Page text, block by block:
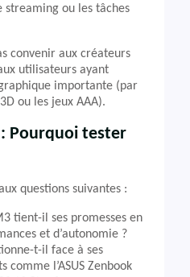
streaming ou les tâches
convenir aux créateurs
utilisateurs ayant
importante (par
ou les jeux AAA).
Pourquoi tester
questions suivantes :
tient-il ses promesses en
et d’autonomie ?
t-il face à ses
comme l’ASUS Zenbook